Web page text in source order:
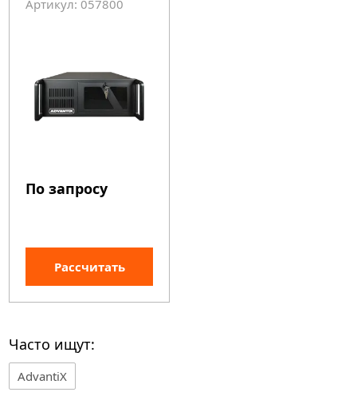
Артикул: 057800
По запросу
Рассчитать
Часто ищут:
AdvantiX